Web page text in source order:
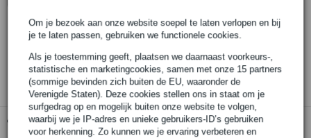
Om je bezoek aan onze website soepel te laten verlopen en bij
je te laten passen, gebruiken we functionele cookies.
Als je toestemming geeft, plaatsen we daarnaast voorkeurs-,
statistische en marketingcookies, samen met onze 15 partners
(sommige bevinden zich buiten de EU, waaronder de
Verenigde Staten). Deze cookies stellen ons in staat om je
surfgedrag op en mogelijk buiten onze website te volgen,
waarbij we je IP-adres en unieke gebruikers-ID’s gebruiken
voor herkenning. Zo kunnen we je ervaring verbeteren en
30 dagen 'niet goed geld terug' garantie
3 jaar Bax Music garantie
Gratis ophalen in de winkel